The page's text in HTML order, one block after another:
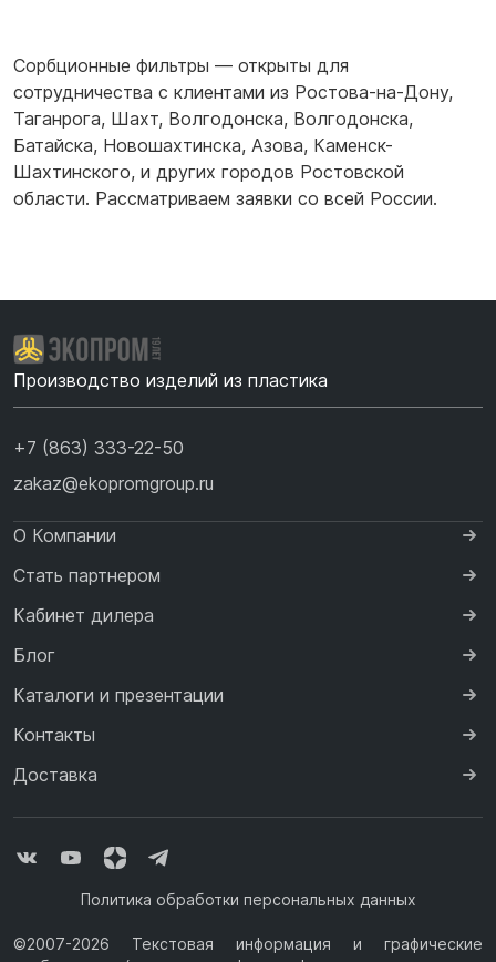
Сорбционные фильтры — открыты для
сотрудничества с клиентами из Ростова-на-Дону,
Таганрога, Шахт, Волгодонска, Волгодонска,
Батайска, Новошахтинска, Азова, Каменск-
Шахтинского, и других городов Ростовской
области. Рассматриваем заявки со всей России.
Производство изделий из пластика
+7 (863) 333-22-50
zakaz@ekopromgroup.ru
О Компании
Стать партнером
Кабинет дилера
Блог
Каталоги и презентации
Контакты
Доставка
Политика обработки персональных данных
©2007-2026 Текстовая информация и графические